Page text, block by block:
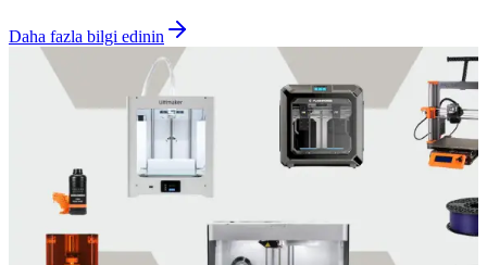
Daha fazla bilgi edinin